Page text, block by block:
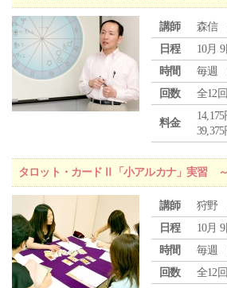
講師
森信
日程
10月
時間
毎週
回数
全12回
料金
タロット・カードⅡ「小アルカナ」実習
講師
狩野
日程
10月
時間
毎週
回数
全12回